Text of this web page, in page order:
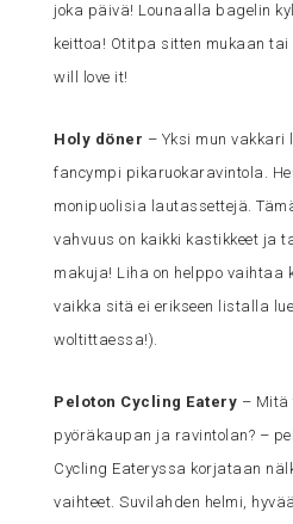
joka päivä! Lounaalla bagelin
keittoa! Otitpa sitten mukaan
will love it!
Holy döner – Yksi mun
fancympi pikaruokaravintola.
monipuolisia lautassettejä.
vahvuus on kaikki kastikkeet ja
makuja! Liha on helppo vaihtaa
vaikka sitä ei erikseen listalla
woltittaessa!).
Peloton Cycling Eatery – Mitä
pyöräkaupan ja ravintolan? –
Cycling Eateryssa korjataan
vaihteet. Suvilahden helmi,